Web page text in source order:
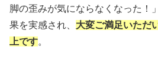
脚の歪みが気にならなくなった！
果を実感され、 大変ご満足いただ
上です。